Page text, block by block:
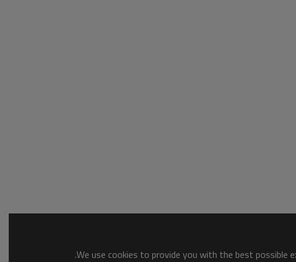
We use cookies to provide you with the best possible